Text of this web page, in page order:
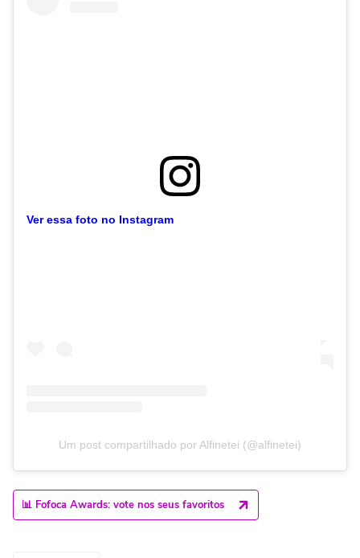
Ver essa foto no Instagram
Um post compartilhado por Alfinetei (@alfinetei)
📊 Fofoca Awards: vote nos seus favoritos